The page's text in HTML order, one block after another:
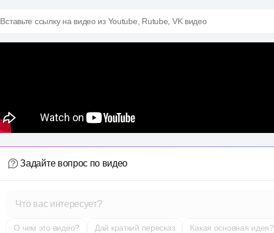
Вставьте ссылку на видео из Youtube, Rutube, VK видео
Задайте вопрос по видео
Что вас интересует?
О чем это видео? Дай краткий пересказ Какая основная идея?